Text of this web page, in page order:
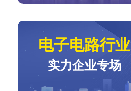
电子电路行业
实力企业专场